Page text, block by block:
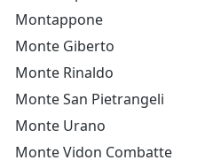
Montappone
Monte Giberto
Monte Rinaldo
Monte San Pietrangeli
Monte Urano
Monte Vidon Combatte